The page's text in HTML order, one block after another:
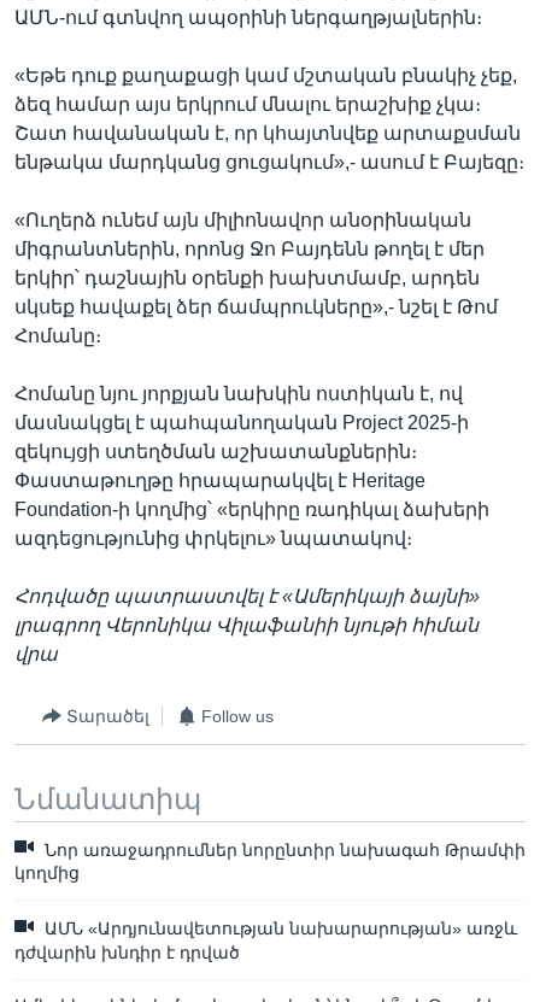
ԱՄՆ-ում գտնվող ապօրինի ներգաղթյալներին։
«Եթե դուք քաղաքացի կամ մշտական բնակիչ չեք,
ձեզ համար այս երկրում մնալու երաշխիք չկա։
Շատ հավանական է, որ կհայտնվեք արտաքսման
ենթակա մարդկանց ցուցակում»,- ասում է Բայեզը։
«Ուղերձ ունեմ այն միլիոնավոր անօրինական
միգրանտներին, որոնց Ջո Բայդենն թողել է մեր
երկիր՝ դաշնային օրենքի խախտմամբ, արդեն
սկսեք հավաքել ձեր ճամպրուկները»,- նշել է Թոմ
Հոմանը։
Հոմանը նյու յորքյան նախկին ոստիկան է, ով
մասնակցել է պահպանողական Project 2025-ի
զեկույցի ստեղծման աշխատանքներին։
Փաստաթուղթը հրապարակվել է Heritage
Foundation-ի կողմից՝ «երկիրը ռադիկալ ձախերի
ազդեցությունից փրկելու» նպատակով։
Հոդվածը պատրաստվել է «Ամերիկայի ձայնի»
լրագրող Վերոնիկա Վիլաֆանիի նյութի հիման
վրա
Տարածել Follow us
Նմանատիպ
Նոր առաջադրումներ նորընտիր նախագահ Թրամփի
կողմից
ԱՄՆ «Արդյունավետության նախարարության» առջև
դժվարին խնդիր է դրված